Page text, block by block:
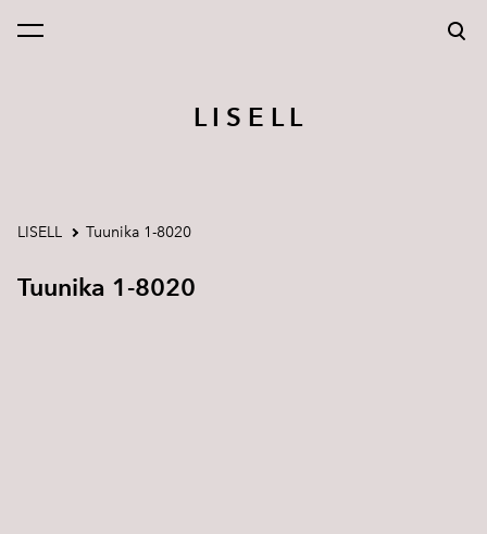
L I S E L L
lisati ostukorvi.
LISELL Tuunika 1-8020
Tuunika 1-8020